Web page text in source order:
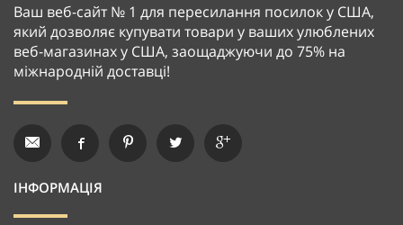
Ваш веб-сайт № 1 для пересилання посилок у США,
який дозволяє купувати товари у ваших улюблених
веб-магазинах у США, заощаджуючи до 75% на
міжнародній доставці!
ІНФОРМАЦІЯ